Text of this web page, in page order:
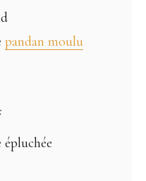
pandan moulu